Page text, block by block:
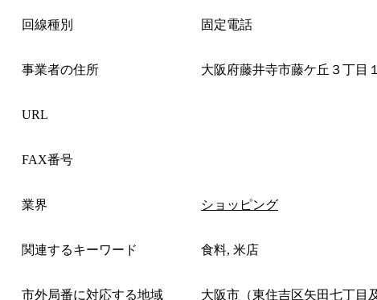
回線種別 固定電話
事業者の住所 大阪府藤井寺市藤ケ丘３丁目
URL
FAX番号
業界 ショッピング
関連するキーワード 食料, 米店
市外局番に対応する地域
大阪市（東住吉区矢田七丁目